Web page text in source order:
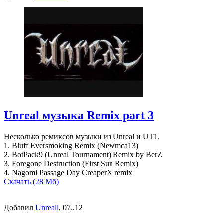
Unreal музыка Remix part 3
Несколько ремиксов музыки из Unreal и UT1.
1. Bluff Eversmoking Remix (Newmca13)
2. BotPack9 (Unreal Tournament) Remix by BerZ
3. Foregone Destruction (First Sun Remix)
4. Nagomi Passage Day CreaperX remix
Скачать (28 Мб)
Добавил Unreall, 07..12